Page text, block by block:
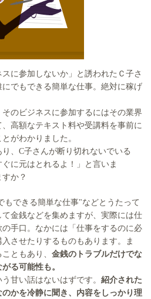
に参加しないか」と誘われたＣ子さ
でもできる簡単な仕事。絶対に稼げ
のビジネスに参加するにはその業界
高額なテキスト料や受講料を事前に
がわかりました。
、C子さんが断り切れないでいる
に元はとれるよ！」と言いま
か？
もできる簡単な仕事"などとうたって
金銭などを集めますが、実際には仕
手口。なかには「仕事をするのに必
させたりするものもあります。ま
こともあり、金銭のトラブルだけでな
る可能性も。
甘い話はないはずです。紹介された
かを冷静に聞き、内容をしっかり理